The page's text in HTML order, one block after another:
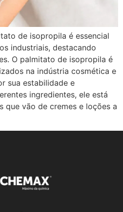
de isopropila é essencial
industriais, destacando
O palmitato de isopropila é
na indústria cosmética e
sua estabilidade e
ingredientes, ele está
que vão de cremes e loções a